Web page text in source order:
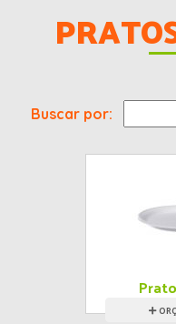
Buscar por: